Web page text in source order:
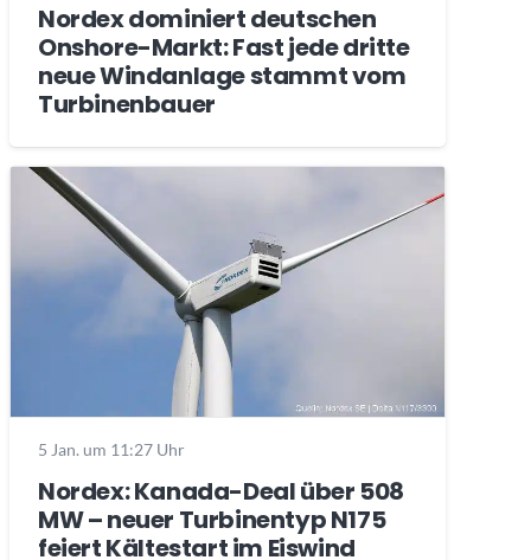
Nordex dominiert deutschen
Onshore-Markt: Fast jede dritte
neue Windanlage stammt vom
Turbinenbauer
5 Jan. um 11:27 Uhr
Nordex: Kanada-Deal über 508
MW – neuer Turbinentyp N175
feiert Kältestart im Eiswind